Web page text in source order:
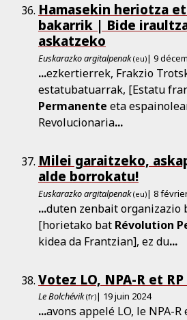
Hamasekin heriotza
bakarrik | Bide
askatzeko
Euskarazko argitalpenak (eu)| 9
...ezkertierrek, Frakzio
estatubatuarrak, [Estatu
Permanente eta
Revolucionaria...
Milei garaitzeko,
alde borrokatu!
Euskarazko argitalpenak (eu)| 8
...duten zenbait organizazio
[horietako bat Révolution
kidea da Frantzian], ez du...
Votez LO, NPA-­R et RP
Le Bolchévik (fr)| 19 juin 2024
...avons appelé LO, le NPA-R